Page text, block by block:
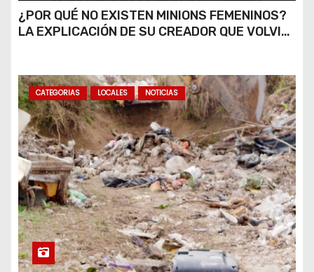
¿POR QUÉ NO EXISTEN MINIONS FEMENINOS?
LA EXPLICACIÓN DE SU CREADOR QUE VOLVIÓ
CATEGORIAS LOCALES NOTICIAS